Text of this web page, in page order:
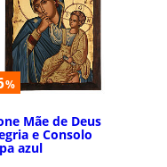
%
Mãe de Deus
e Consolo
azul